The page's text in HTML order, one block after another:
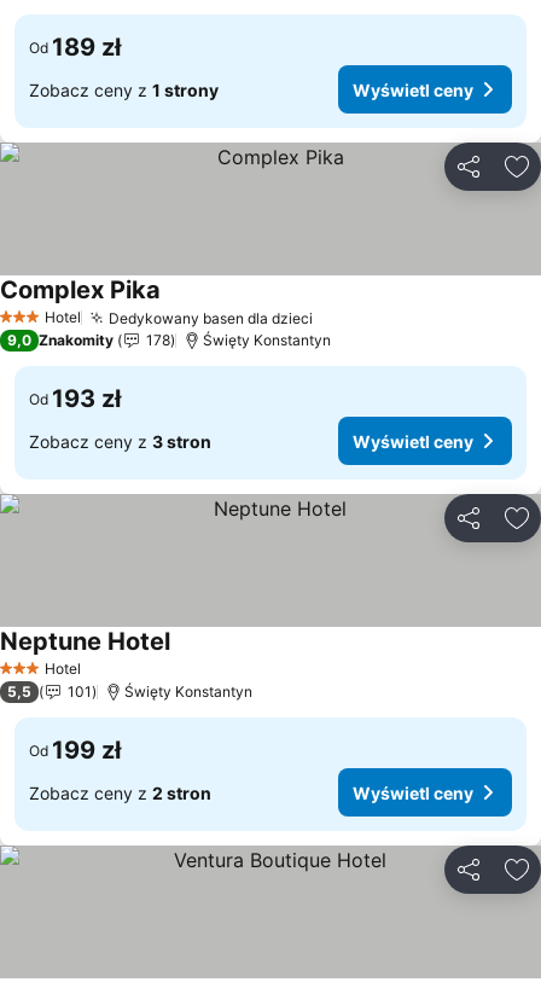
Od 189 zł
Zobacz ceny z 1 strony Wyświetl ceny
3 Kategoria
Hotel Dedykowany basen dla dzieci
Complex Pika
9,0 Znakomity 178 Święty Konstantyn
Od 193 zł
Zobacz ceny z 3 stron Wyświetl ceny
3 Kategoria
Hotel
Neptune HotelWyświetl ceny
5,5 101 Święty Konstantyn
Od 199 zł
Zobacz ceny z 2 stron Wyświetl ceny